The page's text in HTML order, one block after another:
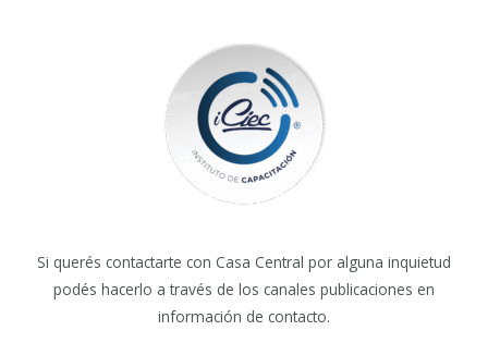
Si querés contactarte con Casa Central por alguna inquietud
podés hacerlo a través de los canales publicaciones en
información de contacto.